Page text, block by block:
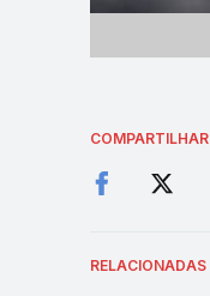
COMPARTILHAR
RELACIONADAS